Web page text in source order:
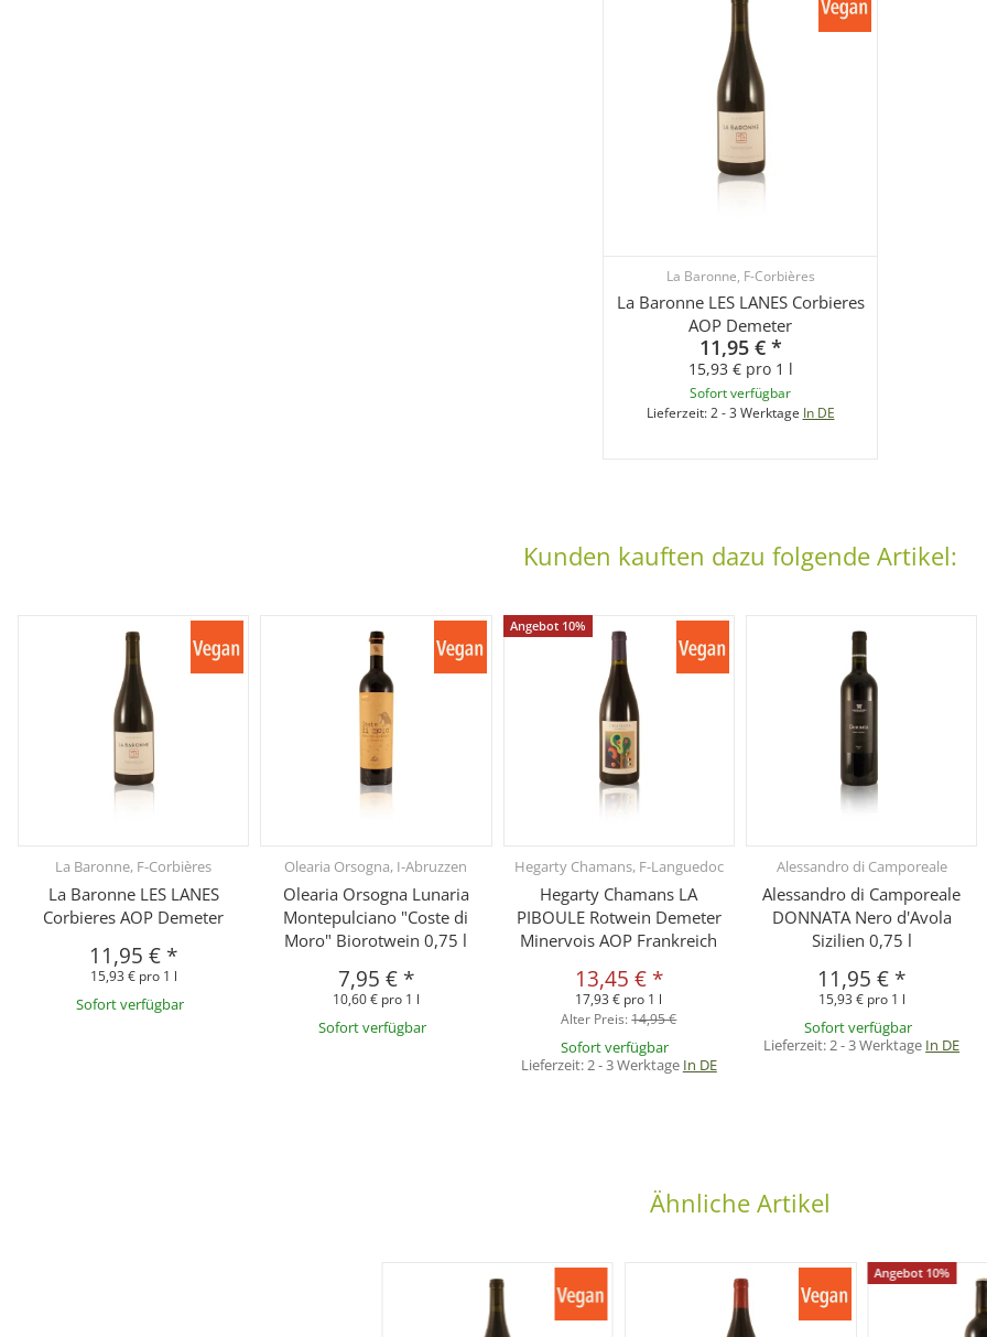
La Baronne, F-Corbières
La Baronne LES LANES Corbieres
AOP Demeter
11,95 € *
15,93 € pro 1 l
Sofort verfügbar
Lieferzeit:2 - 3 Werktage In DE
Kunden kauften dazu folgende Artikel:
La Baronne, F-Corbières
La Baronne LES LANES
Corbieres AOP Demeter
11,95 € *
15,93 € pro 1 l
Sofort verfügbar
Olearia Orsogna, I-Abruzzen
Olearia Orsogna Lunaria
Montepulciano "Coste di
Moro" Biorotwein 0,75 l
7,95 € *
10,60 € pro 1 l
Sofort verfügbar
Angebot 10%
Hegarty Chamans, F-Languedoc
Hegarty Chamans LA
PIBOULE Rotwein Demeter
Minervois AOP Frankreich
13,45 € *
17,93 € pro 1 l
Alter Preis: 14,95 €
Sofort verfügbar
Lieferzeit:2 - 3 Werktage In DE
Alessandro di Camporeale
Alessandro di Camporeale
DONNATA Nero d'Avola
Sizilien 0,75 l
11,95 € *
15,93 € pro 1 l
Sofort verfügbar
Lieferzeit:2 - 3 Werktage In DE
Ähnliche Artikel
Angebot 10%